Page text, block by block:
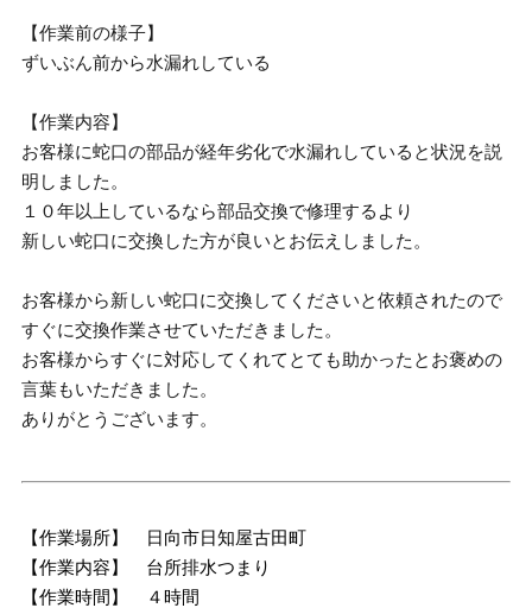
【作業前の様子】
ずいぶん前から水漏れしている
【作業内容】
お客様に蛇口の部品が経年劣化で水漏れしていると状況を説
明しました。
１０年以上しているなら部品交換で修理するより
新しい蛇口に交換した方が良いとお伝えしました。
お客様から新しい蛇口に交換してくださいと依頼されたので
すぐに交換作業させていただきました。
お客様からすぐに対応してくれてとても助かったとお褒めの
言葉もいただきました。
ありがとうございます。
【作業場所】 日向市日知屋古田町
【作業内容】 台所排水つまり
【作業時間】 ４時間